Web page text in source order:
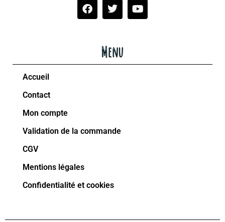
Menu
Accueil
Contact
Mon compte
Validation de la commande
CGV
Mentions légales
Confidentialité et cookies